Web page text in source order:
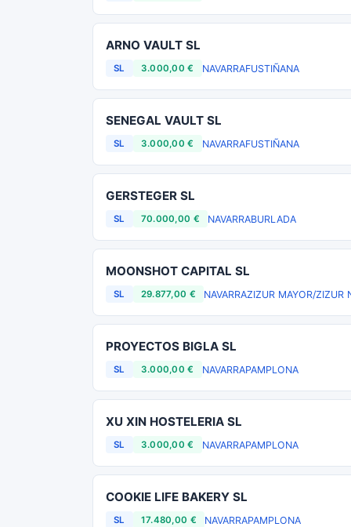
ARNO VAULT SL
SL 3.000,00 € NAVARRAFUSTIÑANA
SENEGAL VAULT SL
SL 3.000,00 € NAVARRAFUSTIÑANA
GERSTEGER SL
SL 70.000,00 € NAVARRABURLADA
MOONSHOT CAPITAL SL
SL 29.877,00 € NAVARRAZIZUR MAYOR/ZIZUR
PROYECTOS BIGLA SL
SL 3.000,00 € NAVARRAPAMPLONA
XU XIN HOSTELERIA SL
SL 3.000,00 € NAVARRAPAMPLONA
COOKIE LIFE BAKERY SL
SL 17.480,00 € NAVARRAPAMPLONA